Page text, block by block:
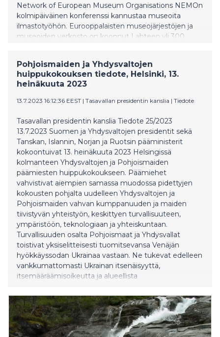
Network of European Museum Organisations NEMOn
kolmipäiväinen konferenssi kannustaa museoita
ilmastotyöhön. Eurooppalaisten museojärjestöjen ja
museoiden verkosto on koonnut Lahteen yli 300
Pohjoismaiden ja Yhdysvaltojen
huippukokouksen tiedote, Helsinki, 13.
heinäkuuta 2023
13.7.2023 16:12:36 EEST | Tasavallan presidentin kanslia | Tiedote
Tasavallan presidentin kanslia Tiedote 25/2023
13.7.2023 Suomen ja Yhdysvaltojen presidentit sekä
Tanskan, Islannin, Norjan ja Ruotsin pääministerit
kokoontuivat 13. heinäkuuta 2023 Helsingissä
kolmanteen Yhdysvaltojen ja Pohjoismaiden
päämiesten huippukokoukseen. Päämiehet
vahvistivat aiempien samassa muodossa pidettyjen
kokousten pohjalta uudelleen Yhdysvaltojen ja
Pohjoismaiden vahvan kumppanuuden ja maiden
tiivistyvän yhteistyön, keskittyen turvallisuuteen,
ympäristöön, teknologiaan ja yhteiskuntaan.
Turvallisuuden osalta Pohjoismaat ja Yhdysvallat
toistivat yksiselitteisesti tuomitsevansa Venäjän
hyökkäyssodan Ukrainaa vastaan. Ne tukevat edelleen
vankkumattomasti Ukrainan itsenäisyyttä,
itsemääräämisoikeutta ja alueellista
tunnustettujen rajojen sisällä. Ne lupasivat jatkaa
tukeaan Ukrainalle niin kauan kuin se on tarpeen,
muun muassa antamalla jatkuvaa turvallisuuteen ja
talouteen liittyvää apua sekä oikeudellista ja